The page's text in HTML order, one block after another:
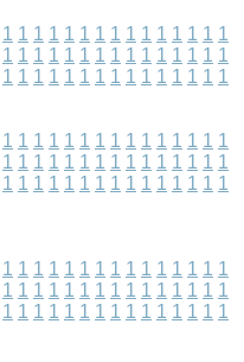
1 1 1 1 1 1 1 1 1 1 1 1 1 1 1
1 1 1 1 1 1 1 1 1 1 1 1 1 1 1
1 1 1 1 1 1 1 1 1 1 1 1 1 1 1
1 1 1 1 1 1 1 1 1 1 1 1 1 1 1
1 1 1 1 1 1 1 1 1 1 1 1 1 1 1
1 1 1 1 1 1 1 1 1 1 1 1 1 1 1
1 1 1 1 1 1 1 1 1 1 1 1 1 1 1
1 1 1 1 1 1 1 1 1 1 1 1 1 1 1
1 1 1 1 1 1 1 1 1 1 1 1 1 1 1